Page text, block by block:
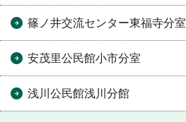
篠ノ井交流センター東福寺分室
安茂里公民館小市分室
浅川公民館浅川分館